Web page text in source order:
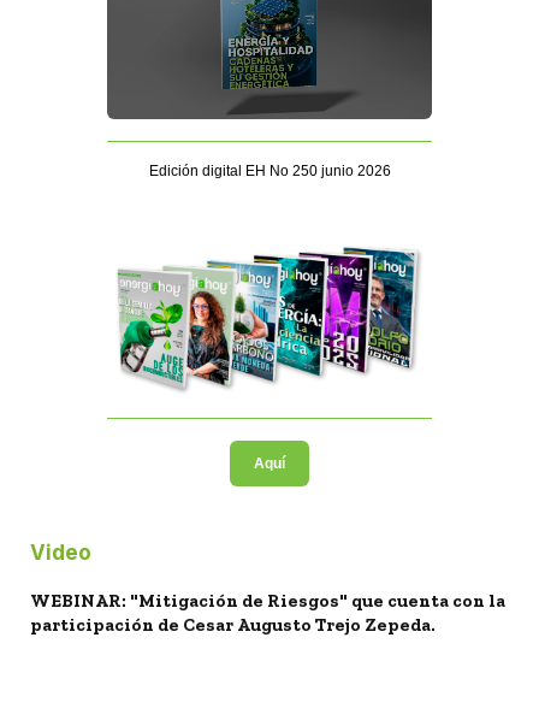
Edición digital EH No 250 junio 2026
Aquí
Video
WEBINAR: "Mitigación de Riesgos" que cuenta con la
participación de Cesar Augusto Trejo Zepeda.